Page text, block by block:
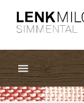
Inhalt
springen